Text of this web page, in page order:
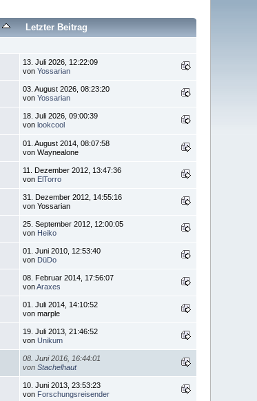
Letzter Beitrag
13. Juli 2026, 12:22:09
vonYossarian
03. August 2026, 08:23:20
vonYossarian
18. Juli 2026, 09:00:39
vonlookcool
01. August 2014, 08:07:58
von Waynealone
11. Dezember 2012, 13:47:36
von ElTorro
31. Dezember 2012, 14:55:16
von Yossarian
25. September 2012, 12:00:05
von Heiko
01. Juni 2010, 12:53:40
von DüDo
08. Februar 2014, 17:56:07
vonAraxes
01. Juli 2014, 14:10:52
von marple
19. Juli 2013, 21:46:52
vonUnikum
08. Juni 2016, 16:44:01
vonStachelhaut
10. Juni 2013, 23:53:23
von Forschungsreisender